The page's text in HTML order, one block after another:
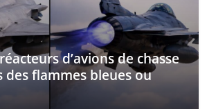
d’avions de chasse
flammes bleues ou